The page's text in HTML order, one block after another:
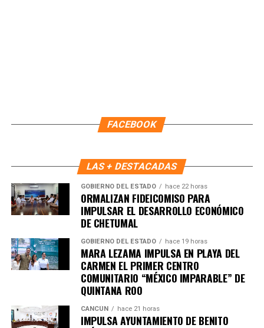
Recibe las noticias al instante
Únete al canal oficial de WhatsApp de
Quinto Podery recibe las noticias más
importantes de Quintana Roo directamente
en tu teléfono.
FACEBOOK
LAS + DESTACADAS
GOBIERNO DEL ESTADO hace 22 horas
ORMALIZAN FIDEICOMISO PARA
IMPULSAR EL DESARROLLO ECONÓMICO
DE CHETUMAL
GOBIERNO DEL ESTADO hace 19 horas
MARA LEZAMA IMPULSA EN PLAYA DEL
CARMEN EL PRIMER CENTRO
COMUNITARIO “MÉXICO IMPARABLE” DE
QUINTANA ROO
CANCÚN hace 21 horas
IMPULSA AYUNTAMIENTO DE BENITO